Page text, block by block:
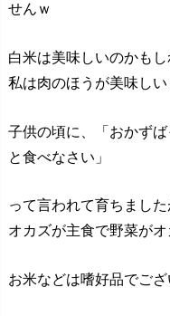
せんｗ
白米は美味しいのかもし
私は肉のほうが美味しい
子供の頃に、「おかず
と食べなさい」
って言われて育ちました
オカズが主食で野菜がオ
お米などは嗜好品でご